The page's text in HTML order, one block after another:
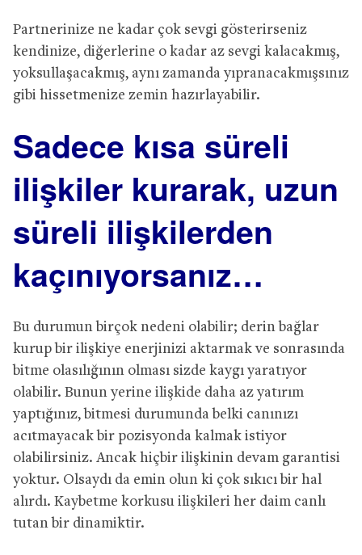
Partnerinize ne kadar çok sevgi gösterirseniz
kendinize, diğerlerine o kadar az sevgi kalacakmış,
yoksullaşacakmış, aynı zamanda yıpranacakmışsınız
gibi hissetmenize zemin hazırlayabilir.
Sadece kısa süreli
ilişkiler kurarak, uzun
süreli ilişkilerden
kaçınıyorsanız…
Bu durumun birçok nedeni olabilir; derin bağlar
kurup bir ilişkiye enerjinizi aktarmak ve sonrasında
bitme olasılığının olması sizde kaygı yaratıyor
olabilir. Bunun yerine ilişkide daha az yatırım
yaptığınız, bitmesi durumunda belki canınızı
acıtmayacak bir pozisyonda kalmak istiyor
olabilirsiniz. Ancak hiçbir ilişkinin devam garantisi
yoktur. Olsaydı da emin olun ki çok sıkıcı bir hal
alırdı. Kaybetme korkusu ilişkileri her daim canlı
tutan bir dinamiktir.